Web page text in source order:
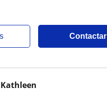
Contactar
Kathleen